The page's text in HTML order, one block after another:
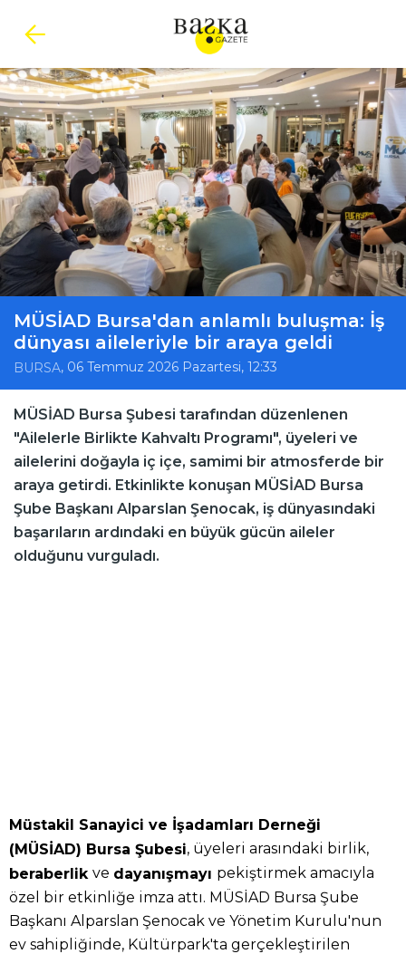
MÜSİAD Bursa'dan anlamlı buluşma: İş
dünyası aileleriyle bir araya geldi
BURSA, 06 Temmuz 2026 Pazartesi, 12:33
MÜSİAD Bursa Şubesi tarafından düzenlenen
"Ailelerle Birlikte Kahvaltı Programı", üyeleri ve
ailelerini doğayla iç içe, samimi bir atmosferde bir
araya getirdi. Etkinlikte konuşan MÜSİAD Bursa
Şube Başkanı Alparslan Şenocak, iş dünyasındaki
başarıların ardındaki en büyük gücün aileler
olduğunu vurguladı.
Müstakil Sanayici ve İşadamları Derneği
(MÜSİAD) Bursa Şubesi, üyeleri arasındaki birlik,
beraberlik ve dayanışmayı pekiştirmek amacıyla
özel bir etkinliğe imza attı. MÜSİAD Bursa Şube
Başkanı Alparslan Şenocak ve Yönetim Kurulu'nun
ev sahipliğinde, Kültürpark'ta gerçekleştirilen